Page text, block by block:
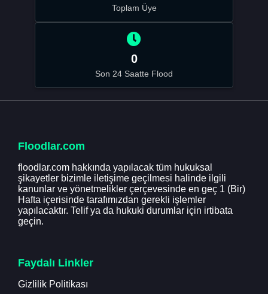
Toplam Üye
0
Son 24 Saatte Flood
Floodlar.com
floodlar.com hakkında yapılacak tüm hukuksal
şikayetler bizimle iletişime geçilmesi halinde ilgili
kanunlar ve yönetmelikler çerçevesinde en geç 1 (Bir)
Hafta içerisinde tarafımızdan gerekli işlemler
yapılacaktır. Telif ya da hukuki durumlar için irtibata
geçin.
Faydalı Linkler
Gizlilik Politikası